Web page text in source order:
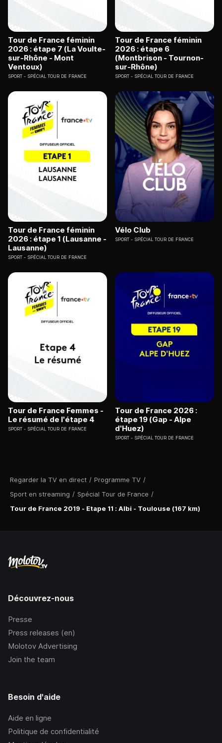
Regarder la TV en direct / Programme TV /
Sport en streaming / Spécial Tour de France /
Tour de France 2019 - Etape 11 : Albi - Toulouse (167 km)
Tour de France féminin
2026 : étape 7 (La Voulte-
sur-Rhône - Mont
Ventoux)
SPORT SPÉCIAL TOUR DE FRANCE
Tour de France féminin
2026 : étape 6
(Montbrison - Tournon-
sur-Rhône)
SPORT SPÉCIAL TOUR DE FRANCE
Tour de France féminin
2026 : étape 1 (Lausanne -
Lausanne)
SPORT SPÉCIAL TOUR DE FRANCE
Vélo Club
SPORT SPÉCIAL TOUR DE FRANCE
Tour de France Femmes -
Le résumé de l'étape 4
SPORT SPÉCIAL TOUR DE FRANCE
Tour de France 2026 :
étape 19 (Gap - Alpe
d'Huez)
SPORT SPÉCIAL TOUR DE FRANCE
Découvrez-nous
Presse
Press releases (en)
Molotov Advertising
Join the team
Besoin d'aide
Aide en ligne
Politique de confidentialité